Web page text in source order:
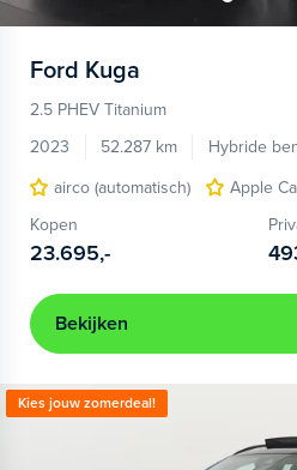
Ford Kuga
2.5 PHEV Titanium
2023
52.287 km Hybride
airco (automatisch)
Apple
Kopen
23.695,-
Bekijken
Kies jouw zomerdeal!